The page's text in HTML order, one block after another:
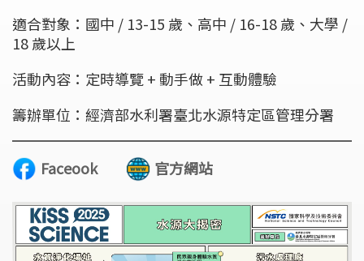
適合對象：國中 / 13-15 歲、高中 / 16-18 歲、大學 /
18 歲以上
活動內容：定時導覽 + 動手做 + 互動體驗
籌辦單位：經濟部水利署臺北水源特定區管理分署
Faceook 官方網站